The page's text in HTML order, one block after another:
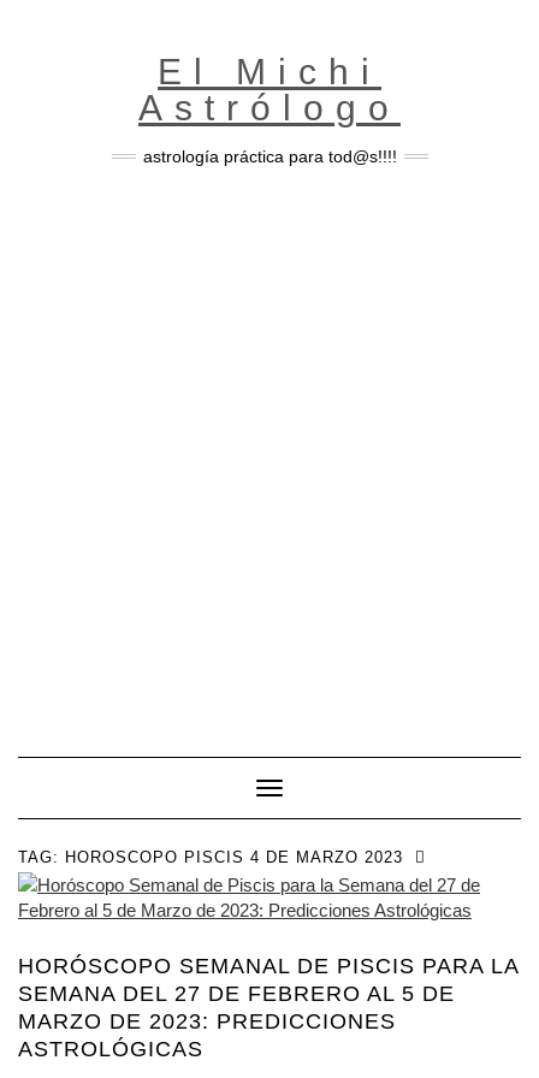
El Michi
Astrólogo
astrología práctica para tod@s!!!!
Toggle Navigation
TAG: HOROSCOPO PISCIS 4 DE MARZO 2023
HORÓSCOPO SEMANAL DE PISCIS PARA LA
SEMANA DEL 27 DE FEBRERO AL 5 DE
MARZO DE 2023: PREDICCIONES
ASTROLÓGICAS